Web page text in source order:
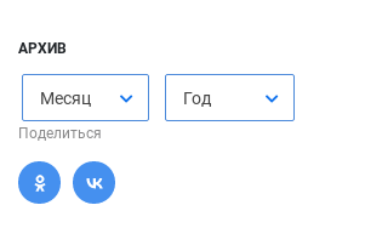
АРХИВ
Месяц Год
Поделиться